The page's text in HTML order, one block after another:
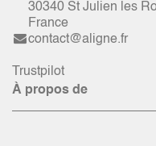
30340 St Julien les
France
contact@aligne.fr
Trustpilot
À propos de